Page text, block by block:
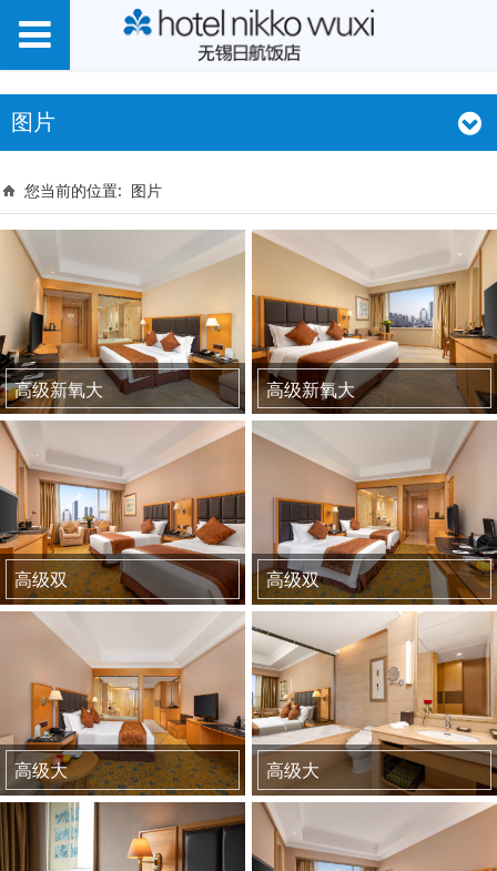
图片
您当前的位置: 图片
高级新氧大 高级新氧大
高级双 高级双
高级大 高级大